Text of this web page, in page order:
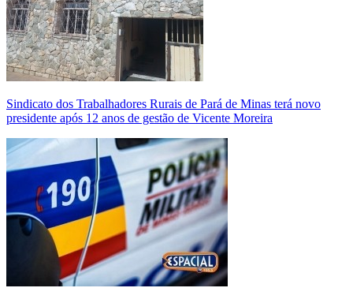
Sindicato dos Trabalhadores Rurais de Pará de Minas terá novo
presidente após 12 anos de gestão de Vicente Moreira